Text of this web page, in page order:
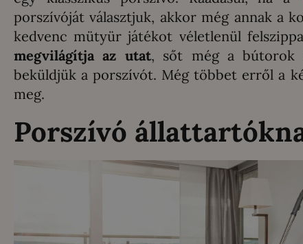
porszívóját választjuk, akkor még annak a
kedvenc mütyür játékot véletlenül
megvilágítja az utat, sőt még a bútorok
beküldjük a porszívót. Még többet erről a
meg.
Porszívó